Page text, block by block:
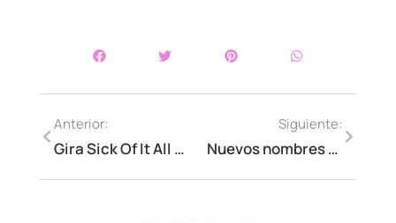
Anterior:
Gira Sick Of It All + Good Riddance
Siguiente:
Nuevos nombres en el Download Festival Madrid